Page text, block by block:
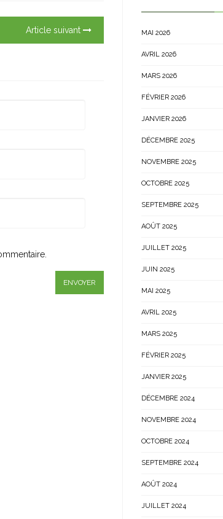
Article suivant MAI 2026
AVRIL 2026
MARS 2026
FÉVRIER 2026
JANVIER 2026
DÉCEMBRE 2025
NOVEMBRE 2025
OCTOBRE 2025
SEPTEMBRE 2025
AOÛT 2025
JUILLET 2025
JUIN 2025
MAI 2025
AVRIL 2025
MARS 2025
FÉVRIER 2025
JANVIER 2025
DÉCEMBRE 2024
NOVEMBRE 2024
OCTOBRE 2024
SEPTEMBRE 2024
AOÛT 2024
JUILLET 2024